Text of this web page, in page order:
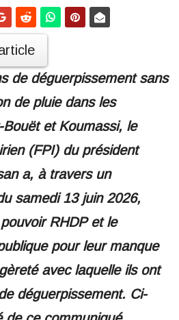
de déguerpissement sans
de pluie dans les
et Koumassi, le
(FPI) du président
a, à travers un
samedi 13 juin 2026,
RHDP et le
pour leur manque
avec laquelle ils ont
déguerpissement. Ci-